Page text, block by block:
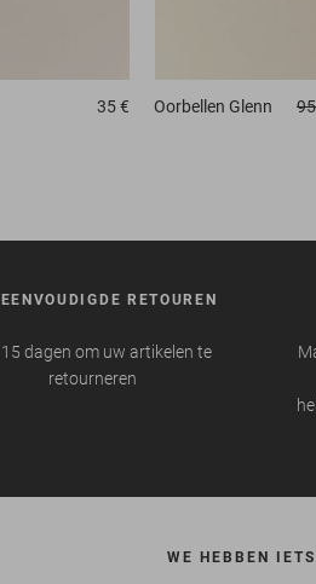
35 € Oorbellen Glenn
RETOUREN
dagen om uw artikelen te
retourneren
WE HEBBEN